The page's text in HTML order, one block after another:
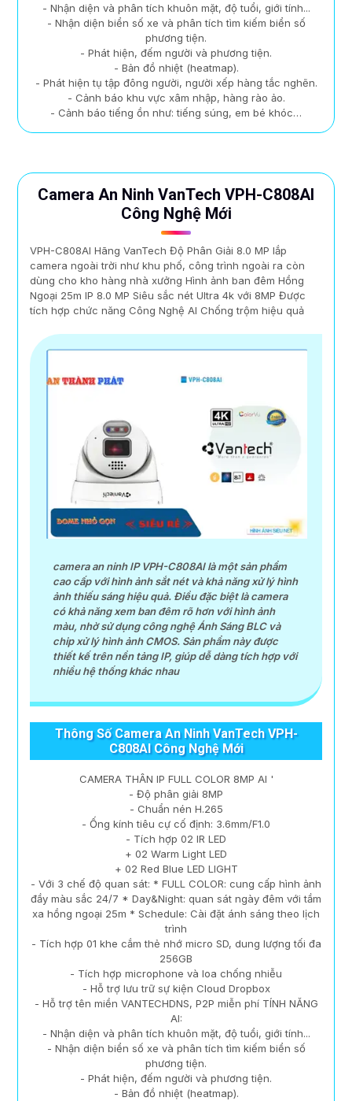
- Nhận diện và phân tích khuôn mặt, độ tuổi, giới tính...
- Nhận diện biển số xe và phân tích tìm kiếm biển số
phương tiện.
- Phát hiện, đếm người và phương tiện.
- Bản đồ nhiệt (heatmap).
- Phát hiện tụ tập đông người, người xếp hàng tắc nghẽn.
- Cảnh báo khu vực xâm nhập, hàng rào ảo.
- Cảnh báo tiếng ồn như: tiếng súng, em bé khóc…
Camera An Ninh VanTech VPH-C808AI
Công Nghệ Mới
VPH-C808AI Hãng VanTech Độ Phân Giải 8.0 MP lắp
camera ngoài trời như khu phố, công trình ngoài ra còn
dùng cho kho hàng nhà xưởng Hình ảnh ban đêm Hồng
Ngoại 25m IP 8.0 MP Siêu sắc nét Ultra 4k với 8MP Được
tích hợp chức năng Công Nghệ AI Chống trộm hiệu quả
camera an ninh IP VPH-C808AI là một sản phẩm
cao cấp với hình ảnh sắt nét và khả năng xử lý hình
ảnh thiếu sáng hiệu quả. Điều đặc biệt là camera
có khả năng xem ban đêm rõ hơn với hình ảnh
màu, nhờ sử dụng công nghệ Ánh Sáng BLC và
chip xử lý hình ảnh CMOS. Sản phẩm này được
thiết kế trên nền tảng IP, giúp dễ dàng tích hợp với
nhiều hệ thống khác nhau
Thông Số Camera An Ninh VanTech VPH-
C808AI Công Nghệ Mới
CAMERA THÂN IP FULL COLOR 8MP AI '
- Độ phân giải 8MP
- Chuẩn nén H.265
- Ống kính tiêu cự cố định: 3.6mm/F1.0
- Tích hợp 02 IR LED
+ 02 Warm Light LED
+ 02 Red Blue LED LIGHT
- Với 3 chế độ quan sát: * FULL COLOR: cung cấp hình ảnh
đầy màu sắc 24/7 * Day&Night: quan sát ngày đêm với tầm
xa hồng ngoại 25m * Schedule: Cài đặt ánh sáng theo lịch
trình
- Tích hợp 01 khe cắm thẻ nhớ micro SD, dung lượng tối đa
256GB
- Tích hợp microphone và loa chống nhiễu
- Hỗ trợ lưu trữ sự kiện Cloud Dropbox
- Hỗ trợ tên miền VANTECHDNS, P2P miễn phí TÍNH NĂNG
AI:
- Nhận diện và phân tích khuôn mặt, độ tuổi, giới tính...
- Nhận diện biển số xe và phân tích tìm kiếm biển số
phương tiện.
- Phát hiện, đếm người và phương tiện.
- Bản đồ nhiệt (heatmap).